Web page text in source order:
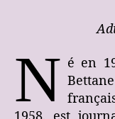
N é en